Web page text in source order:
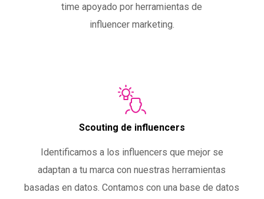
time apoyado por herramientas de
influencer marketing.
Scouting de influencers
Identificamos a los influencers que mejor se
adaptan a tu marca con nuestras herramientas
basadas en datos. Contamos con una base de datos